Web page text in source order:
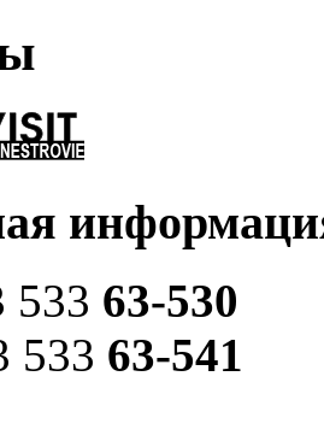
533 63-530
533 63-541